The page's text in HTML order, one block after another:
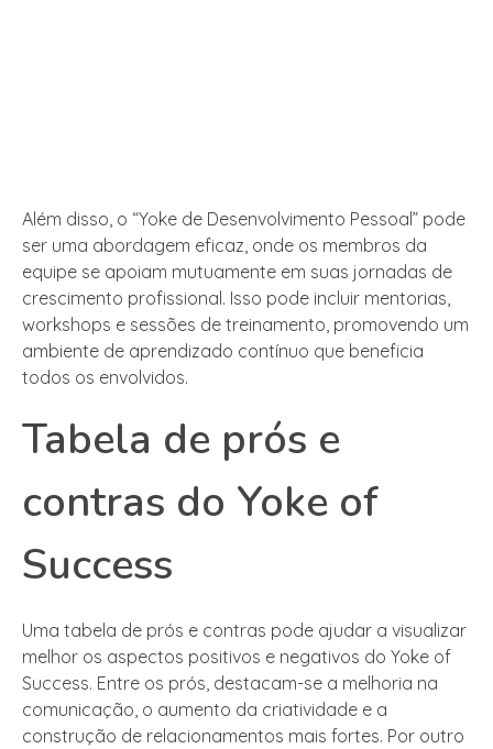
Além disso, o “Yoke de Desenvolvimento Pessoal” pode
ser uma abordagem eficaz, onde os membros da
equipe se apoiam mutuamente em suas jornadas de
crescimento profissional. Isso pode incluir mentorias,
workshops e sessões de treinamento, promovendo um
ambiente de aprendizado contínuo que beneficia
todos os envolvidos.
Tabela de prós e
contras do Yoke of
Success
Uma tabela de prós e contras pode ajudar a visualizar
melhor os aspectos positivos e negativos do Yoke of
Success. Entre os prós, destacam-se a melhoria na
comunicação, o aumento da criatividade e a
construção de relacionamentos mais fortes. Por outro